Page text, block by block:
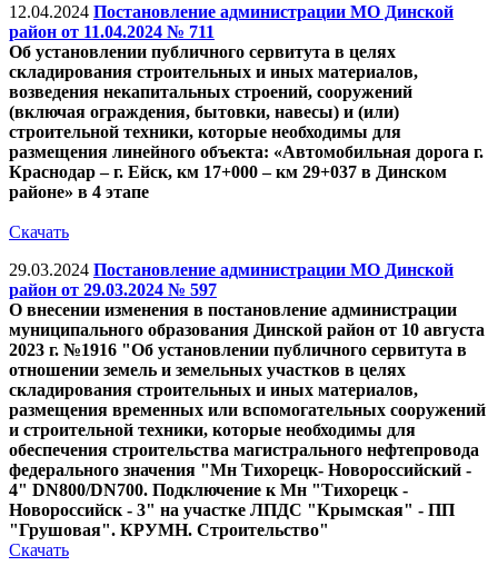
12.04.2024 Постановление администрации МО Динской
район от 11.04.2024 № 711
Об установлении публичного сервитута в целях
складирования строительных и иных материалов,
возведения некапитальных строений, сооружений
(включая ограждения, бытовки, навесы) и (или)
строительной техники, которые необходимы для
размещения линейного объекта: «Автомобильная дорога г.
Краснодар – г. Ейск, км 17+000 – км 29+037 в Динском
районе» в 4 этапе
Скачать
29.03.2024 Постановление администрации МО Динской
район от 29.03.2024 № 597
О внесении изменения в постановление администрации
муниципального образования Динской район от 10 августа
2023 г. №1916 "Об установлении публичного сервитута в
отношении земель и земельных участков в целях
складирования строительных и иных материалов,
размещения временных или вспомогательных сооружений
и строительной техники, которые необходимы для
обеспечения строительства магистрального нефтепровода
федерального значения "Мн Тихорецк- Новороссийский -
4" DN800/DN700. Подключение к Мн "Тихорецк -
Новороссийск - 3" на участке ЛПДС "Крымская" - ПП
"Грушовая". КРУМН. Строительство"
Скачать